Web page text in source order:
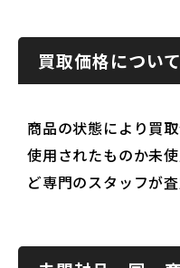
買取価格について
商品の状態により買取
使用されたものか未
ど専門のスタッフが